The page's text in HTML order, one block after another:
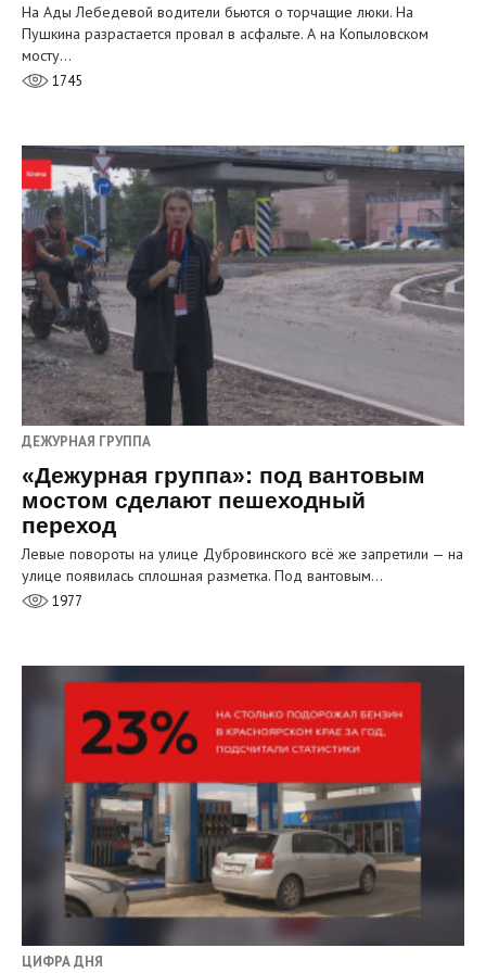
На Ады Лебедевой водители бьются о торчащие люки. На
Пушкина разрастается провал в асфальте. А на Копыловском
мосту…
1745
ДЕЖУРНАЯ ГРУППА
«Дежурная группа»: под вантовым
мостом сделают пешеходный
переход
Левые повороты на улице Дубровинского всё же запретили — на
улице появилась сплошная разметка. Под вантовым…
1977
ЦИФРА ДНЯ